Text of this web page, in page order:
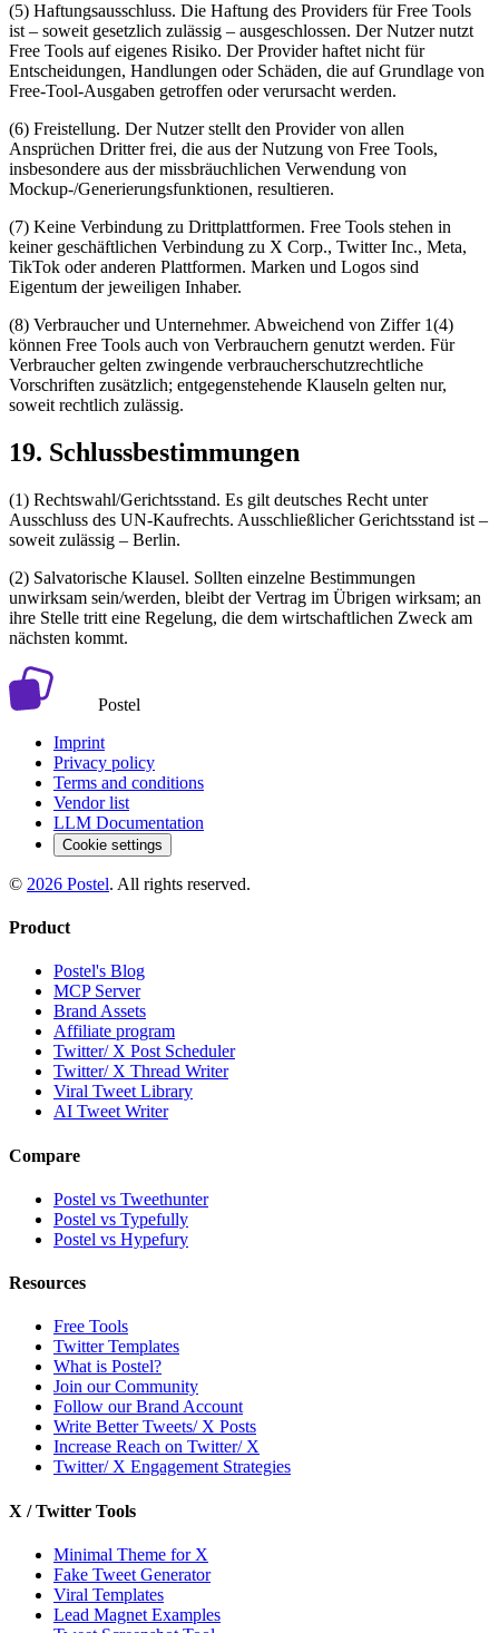
(5) Haftungsausschluss. Die Haftung des Providers für Free Tools
ist – soweit gesetzlich zulässig – ausgeschlossen. Der Nutzer nutzt
Free Tools auf eigenes Risiko. Der Provider haftet nicht für
Entscheidungen, Handlungen oder Schäden, die auf Grundlage von
Free-Tool-Ausgaben getroffen oder verursacht werden.
(6) Freistellung. Der Nutzer stellt den Provider von allen
Ansprüchen Dritter frei, die aus der Nutzung von Free Tools,
insbesondere aus der missbräuchlichen Verwendung von
Mockup-/Generierungsfunktionen, resultieren.
(7) Keine Verbindung zu Drittplattformen. Free Tools stehen in
keiner geschäftlichen Verbindung zu X Corp., Twitter Inc., Meta,
TikTok oder anderen Plattformen. Marken und Logos sind
Eigentum der jeweiligen Inhaber.
(8) Verbraucher und Unternehmer. Abweichend von Ziffer 1(4)
können Free Tools auch von Verbrauchern genutzt werden. Für
Verbraucher gelten zwingende verbraucherschutzrechtliche
Vorschriften zusätzlich; entgegenstehende Klauseln gelten nur,
soweit rechtlich zulässig.
19. Schlussbestimmungen
(1) Rechtswahl/Gerichtsstand. Es gilt deutsches Recht unter
Ausschluss des UN-Kaufrechts. Ausschließlicher Gerichtsstand ist –
soweit zulässig – Berlin.
(2) Salvatorische Klausel. Sollten einzelne Bestimmungen
unwirksam sein/werden, bleibt der Vertrag im Übrigen wirksam; an
ihre Stelle tritt eine Regelung, die dem wirtschaftlichen Zweck am
nächsten kommt.
Postel
Imprint
Privacy policy
Terms and conditions
Vendor list
LLM Documentation
Cookie settings
© 2026 Postel. All rights reserved.
Product
Postel's Blog
MCP Server
Brand Assets
Affiliate program
Twitter/ X Post Scheduler
Twitter/ X Thread Writer
Viral Tweet Library
AI Tweet Writer
Compare
Postel vs Tweethunter
Postel vs Typefully
Postel vs Hypefury
Resources
Free Tools
Twitter Templates
What is Postel?
Join our Community
Follow our Brand Account
Write Better Tweets/ X Posts
Increase Reach on Twitter/ X
Twitter/ X Engagement Strategies
X / Twitter Tools
Minimal Theme for X
Fake Tweet Generator
Viral Templates
Lead Magnet Examples